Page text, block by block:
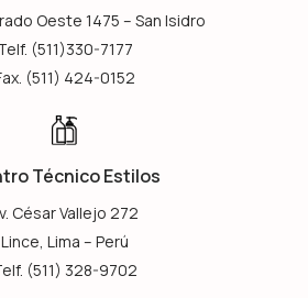
Oeste 1475 – San Isidro
(511)330-7177
(511) 424-0152
Técnico Estilos
César Vallejo 272
Lince, Lima – Perú
(511) 328-9702